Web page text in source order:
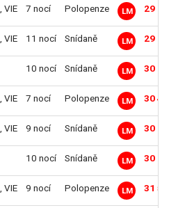
VIE 7 nocí Polopenze LM 29
VIE 11 nocí Snídaně LM 29
10 nocí Snídaně LM 30
VIE 7 nocí Polopenze LM 30
VIE 9 nocí Snídaně LM 30
10 nocí Snídaně LM 30
VIE 9 nocí Polopenze LM 31